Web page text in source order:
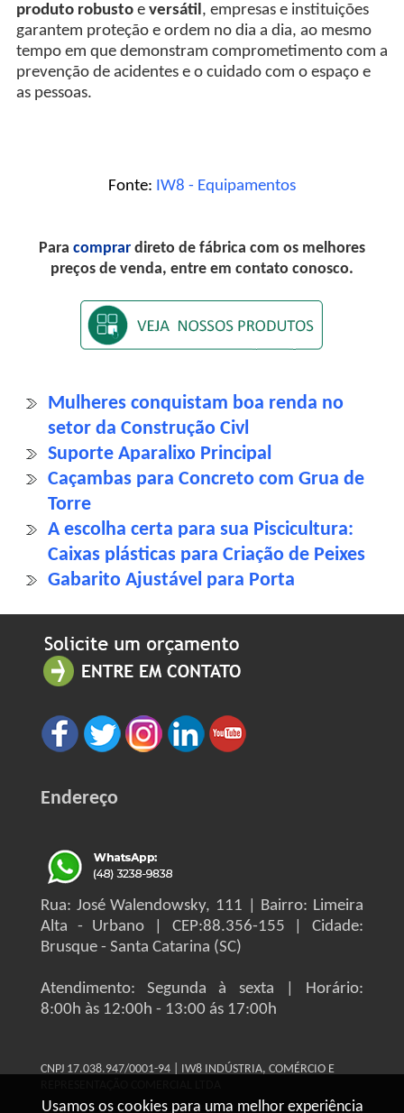
Usamos os cookies para uma melhor experiência
produto robustoe versátil , empresas e instituições
garantem proteção e ordem no dia a dia, ao mesmo
tempo em que demonstram comprometimento com a
prevenção de acidentes e o cuidado com o espaço e
as pessoas.
Fonte: IW8 - Equipamentos
Para comprar direto de fábrica com os melhores
preços de venda, entre em contato conosco.
Mulheres conquistam boa renda no
setor da Construção Civl
Suporte Aparalixo Principal
Caçambas para Concreto com Grua de
Torre
A escolha certa para sua Piscicultura:
Caixas plásticas para Criação de Peixes
Gabarito Ajustável para Porta
Endereço
Rua: José Walendowsky, 111 | Bairro: Limeira
Alta - Urbano | CEP:88.356-155 | Cidade:
Brusque - Santa Catarina (SC)
Atendimento: Segunda à sexta | Horário:
8:00h às 12:00h - 13:00 ás 17:00h
CNPJ 17.038.947/0001-94 | IW8 INDÚSTRIA, COMÉRCIO E